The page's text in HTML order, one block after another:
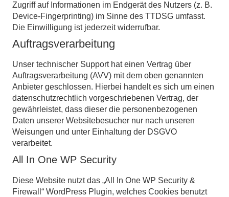
Zugriff auf Informationen im Endgerät des Nutzers (z. B.
Device-Fingerprinting) im Sinne des TTDSG umfasst.
Die Einwilligung ist jederzeit widerrufbar.
Auftragsverarbeitung
Unser technischer Support hat einen Vertrag über
Auftragsverarbeitung (AVV) mit dem oben genannten
Anbieter geschlossen. Hierbei handelt es sich um einen
datenschutzrechtlich vorgeschriebenen Vertrag, der
gewährleistet, dass dieser die personenbezogenen
Daten unserer Websitebesucher nur nach unseren
Weisungen und unter Einhaltung der DSGVO
verarbeitet.
All In One WP Security
Diese Website nutzt das „All In One WP Security &
Firewall“ WordPress Plugin, welches Cookies benutzt